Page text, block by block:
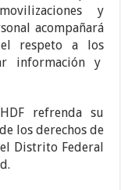
y
acompañará
el respeto a los
información y
refrenda su
los derechos de
Distrito Federal